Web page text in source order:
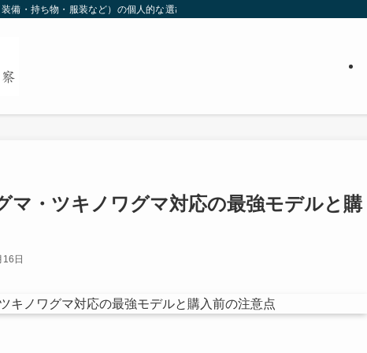
備・持ち物・服装など）の個人的な選び方について掲載しています(^^)皆様の登山
マ・ツキノワグマ対応の最強モデルと購
16日